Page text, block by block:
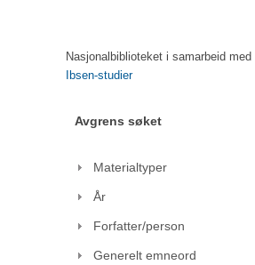
Nasjonalbiblioteket i samarbeid med
Ibsen-studier
Avgrens søket
Materialtyper
År
Forfatter/person
Generelt emneord